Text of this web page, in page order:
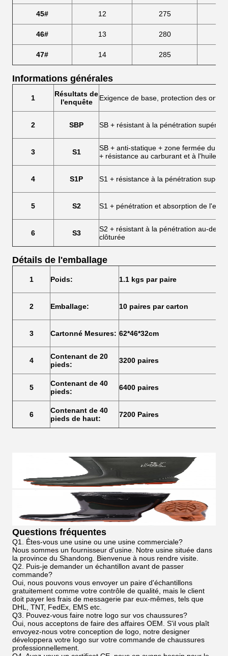
45# 12 275
46# 13 280
47# 14 285
Informations générales
1
Résultats de
l'enquête
Exigence de base, protection des
2 SBP SB + résistant à la pénétration
3 S1
SB + anti-statique + zone fermée du
+ résistance au carburant et à l'huile
4 S1P S1 + résistance à la pénétration
5 S2 S1 + pénétration et absorption de l'eau
6 S3
S2 + résistant à la pénétration au-
clôturée
Détails de l'emballage
1 Poids: 1.1 kgs par paire
2 Emballage: 10 paires par carton
3 Cartonné Mesures: 62*46*32cm
4
Contenant de 20
pieds:
3200 paires
5
Contenant de 40
pieds:
6400 paires
6
Contenant de 40
pieds de haut:
7200 Paires
Questions fréquentes
Q1. Êtes-vous une usine ou une usine commerciale?
Nous sommes un fournisseur d'usine. Notre usine située dans
la province du Shandong. Bienvenue à nous rendre visite.
Q2. Puis-je demander un échantillon avant de passer
commande?
Oui, nous pouvons vous envoyer un paire d'échantillons
gratuitement comme votre contrôle de qualité, mais le client
doit payer les frais de messagerie par eux-mêmes, tels que
DHL, TNT, FedEx, EMS etc.
Q3. Pouvez-vous faire notre logo sur vos chaussures?
Oui, nous acceptons de faire des affaires OEM. S'il vous plaît
envoyez-nous votre conception de logo, notre designer
développera votre logo sur votre commande de chaussures
professionnellement.